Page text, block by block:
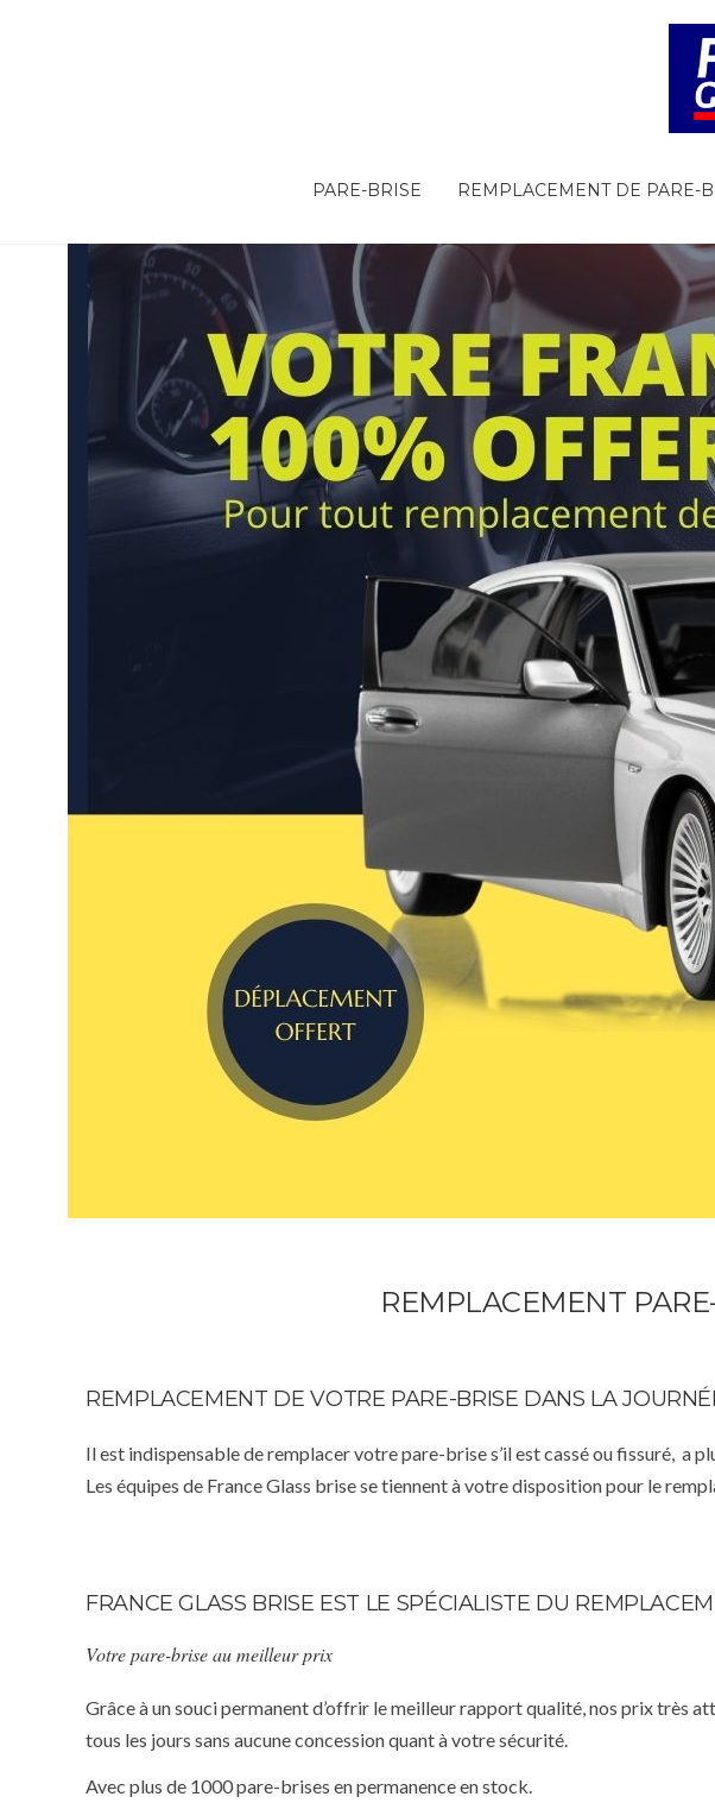
PARE-BRISE REMPLACEMENT DE PARE-
REMPLACEMENT
REMPLACEMENT DE VOTRE PARE-BRISE DANS LA
Il est indispensable de remplacer votre pare-brise s’il est cassé ou fissuré, a
Les équipes de France Glass brise se tiennent à votre disposition pour le
FRANCE GLASS BRISE EST LE SPÉCIALISTE DU
Votre pare-brise au meilleur prix
Grâce à un souci permanent d’offrir le meilleur rapport qualité, nos prix très
tous les jours sans aucune concession quant à votre sécurité.
Avec plus de 1000 pare-brises en permanence en stock.